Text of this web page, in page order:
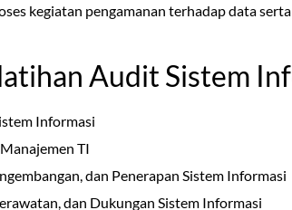
kegiatan pengamanan terhadap data
Audit Sistem
Informasi
TI
dan Penerapan Sistem Informasi
dan Dukungan Sistem Informasi